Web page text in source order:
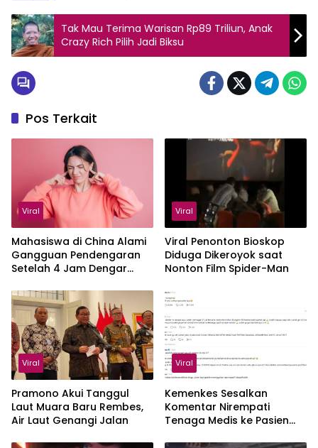
Tak Mau Terima Warisan Rp89 Triliun, Anak
Crazy Rich Pilih Jadi Biksu
Pos Terkait
Viral
Mahasiswa di China Alami
Gangguan Pendengaran
Setelah 4 Jam Dengar
Viral
Viral Penonton Bioskop
Diduga Dikeroyok saat
Nonton Film Spider-Man
Viral
Pramono Akui Tanggul
Laut Muara Baru Rembes,
Air Laut Genangi Jalan
Viral
Kemenkes Sesalkan
Komentar Nirempati
Tenaga Medis ke Pasien